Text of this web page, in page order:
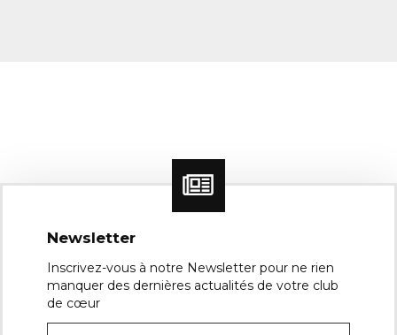
Newsletter
Inscrivez-vous à notre Newsletter pour ne rien
manquer des dernières actualités de votre club
de cœur